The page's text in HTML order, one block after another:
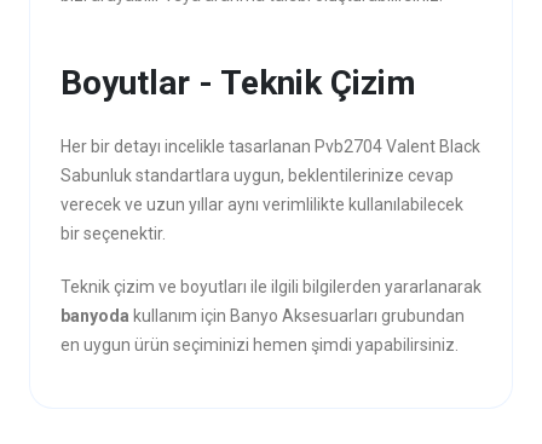
Boyutlar - Teknik Çizim
Her bir detayı incelikle tasarlanan Pvb2704 Valent Black
Sabunluk standartlara uygun, beklentilerinize cevap
verecek ve uzun yıllar aynı verimlilikte kullanılabilecek
bir seçenektir.
Teknik çizim ve boyutları ile ilgili bilgilerden yararlanarak
banyoda kullanım için Banyo Aksesuarları grubundan
en uygun ürün seçiminizi hemen şimdi yapabilirsiniz.